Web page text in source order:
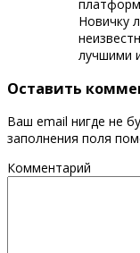
Новичку
лучшими
Оставить
Ваш email нигде не
заполнения поля
Комментарий